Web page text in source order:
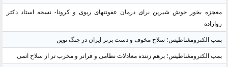
معجزه بخور جوش شیرین برای درمان عفونتهای ریوی و کرونا- نسخه استاد دکتر
روازاده
بمب الکترومغناطیس؛ سلاح مخوف و دست برتر ایران در جنگ نوین
بمب الکترومغناطیس؛ برهم زننده معادلات نظامی و فراتر و مخرب تر از سلاح اتمی